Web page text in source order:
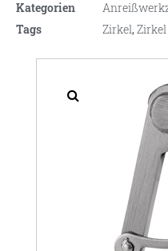
Kategorien
Tags
Zirkel,